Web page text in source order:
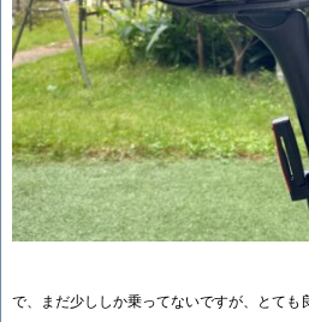
で、まだ少ししか乗ってないですが、とても